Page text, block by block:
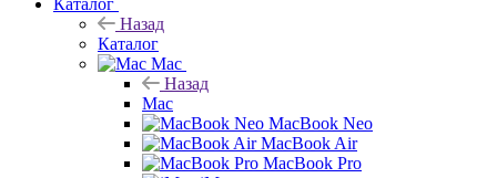
Каталог
Назад
Каталог
Mac
Назад
Mac
MacBook Neo
MacBook Air
MacBook Pro